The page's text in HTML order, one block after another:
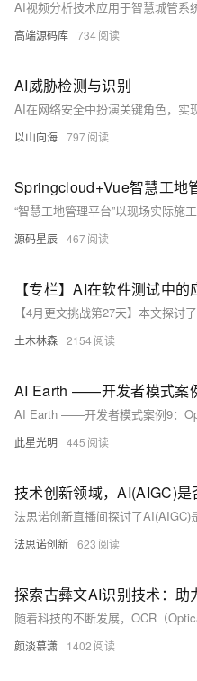
高端源码库 734
AI威胁检测与识别
以山向海 797
Springcloud+Vue智慧工地
源码星辰 467
土木林森 2154
AI Earth ——开发者模式案例9：
此星光明 445
技术创新领域，AI(AIGC)是
法思诺创新 623
探索古彝文AI识别技术：助
颜淡慕潇 1402